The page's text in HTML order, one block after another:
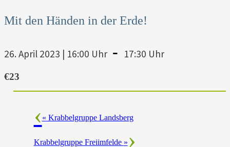
Mit den Händen in der Erde!
26. April 2023 | 16:00 Uhr - 17:30 Uhr
€23
« Krabbelgruppe Landsberg
Krabbelgruppe Freiimfelde »